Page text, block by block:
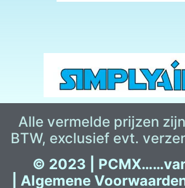
Alle vermelde prijzen
BTW, exclusief evt.
© 2023 |
Algemene